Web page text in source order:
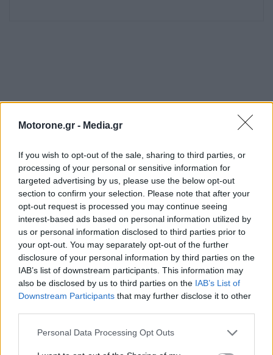
Motorone.gr - Media.gr
If you wish to opt-out of the sale, sharing to third parties, or
processing of your personal or sensitive information for
targeted advertising by us, please use the below opt-out
section to confirm your selection. Please note that after your
opt-out request is processed you may continue seeing
interest-based ads based on personal information utilized by
us or personal information disclosed to third parties prior to
your opt-out. You may separately opt-out of the further
disclosure of your personal information by third parties on the
IAB’s list of downstream participants. This information may
also be disclosed by us to third parties on the IAB’s List of
Downstream Participants that may further disclose it to other
Personal Data Processing Opt Outs
ΕΠΙΚΑΙΡΟΤΗΤΑ
Ο Alain Favey αποκλειστικά στα Auto Express /
MotorOne: Το…
Motor Oil: Δωρεά πυροσβεστικών οχημάτων και